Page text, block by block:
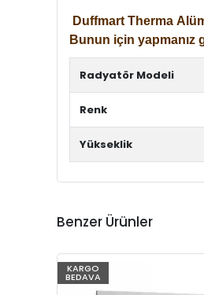
Duffmart Therma
Bunun için yapmanız
Radyatör Modeli
Renk
Yükseklik
Benzer Ürünler
KARGO
BEDAVA